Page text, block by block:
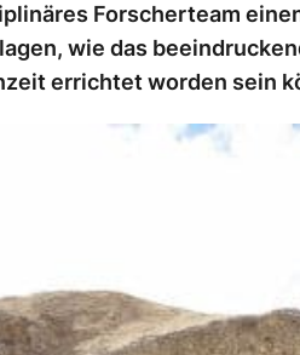
Forscherteam
wie das
errichtet worden sein